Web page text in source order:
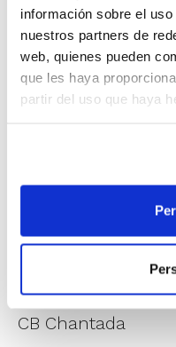
información sobre el
nuestros partners de
web, quienes pueden
que les haya
partir del uso que haya
Sant Feliuenc
19:00h – Ciudad
Jornada 1.
13:00h – Huelva
11:00h – UE
CB Chantada